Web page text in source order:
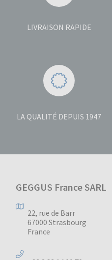
LIVRAISON RAPIDE
LA QUALITÉ DEPUIS 1947
GEGGUS France SARL
22, rue de Barr
67000 Strasbourg
France